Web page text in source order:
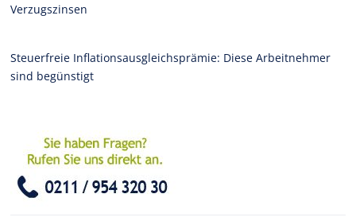
Verzugszinsen
Steuerfreie Inflationsausgleichsprämie: Diese Arbeitnehmer
sind begünstigt